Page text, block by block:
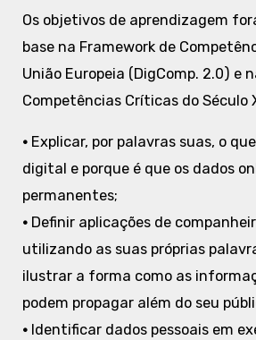
Os objetivos de aprendizagem
base na Framework de
União Europeia (DigComp. 2.0) e
Competências Críticas do Século
• Explicar, por palavras suas, o
digital e porque é que os dados
permanentes;
• Definir aplicações de
utilizando as suas próprias
ilustrar a forma como as
podem propagar além do seu
• Identificar dados pessoais em